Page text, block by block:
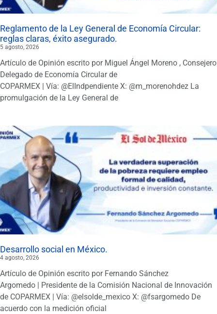
Reglamento de la Ley General de Economía Circular:
reglas claras, éxito asegurado.
5 agosto, 2026
Artículo de Opinión escrito por Miguel Ángel Moreno , Consejero
Delegado de Economía Circular de
COPARMEX | Vía: @ElIndpendiente X: @m_morenohdez La
promulgación de la Ley General de
Desarrollo social en México.
4 agosto, 2026
Artículo de Opinión escrito por Fernando Sánchez
Argomedo | Presidente de la Comisión Nacional de Innovación
de COPARMEX | Vía: @elsolde_mexico X: @fsargomedo De
acuerdo con la medición oficial